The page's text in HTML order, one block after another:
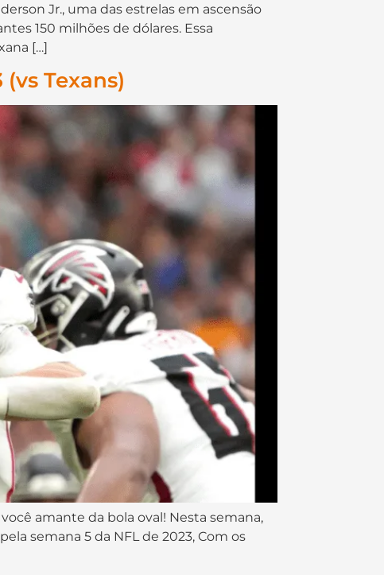
Jr., uma das estrelas em ascensão
150 milhões de dólares. Essa
[…]
Texans)
amante da bola oval! Nesta semana,
semana 5 da NFL de 2023, Com os